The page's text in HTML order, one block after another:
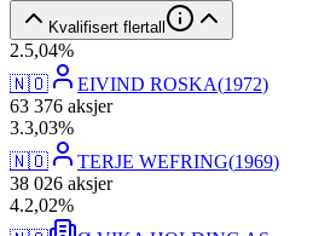
Kvalifisert flertall
2.5,04%
🇳🇴
EIVIND ROSKA(1972)
63 376 aksjer
3.3,03%
🇳🇴
TERJE WEFRING(1969)
38 026 aksjer
4.2,02%